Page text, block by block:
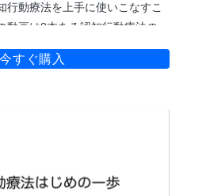
行動療法を上手に使いこなすこ
動画は8本ある認知行動療法の全
画の四本目です。
今すぐ購入